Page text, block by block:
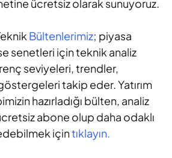
ücretsiz olarak sunuyoruz.
Bültenlerimiz; piyasa
senetleri için teknik analiz
seviyeleri, trendler,
takip eder. Yatırım
hazırladığı bülten, analiz
abone olup daha odaklı
içintıklayın.